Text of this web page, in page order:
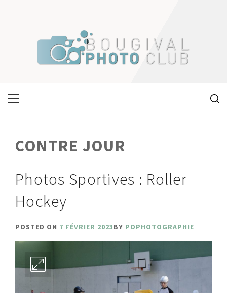
Primary
CONTRE JOUR
Photos Sportives : Roller
Hockey
POSTED ON 7 FÉVRIER 2023BY POPHOTOGRAPHIE